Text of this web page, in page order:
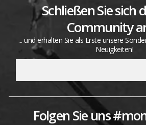
Schließen Sie sich
Community
... und erhalten Sie als Erste unsere
Neuigkeiten!
Folgen Sie uns